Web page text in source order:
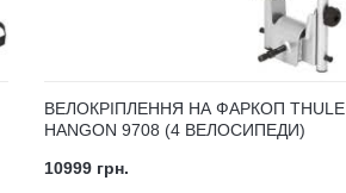
ВЕЛОКРІПЛЕННЯ НА ФАРКОП THULE
HANGON 9708 (4 ВЕЛОСИПЕДИ)
10999 грн.